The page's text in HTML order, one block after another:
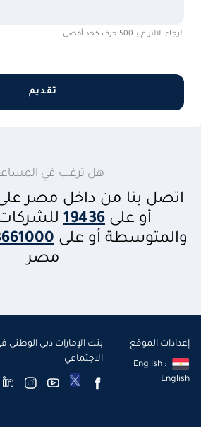
الرجاء الالتزام بـ 500 حرف كحد أقصى
تقديم
هل ترغب في
اتصل بنا من داخل مصر
أو على 19436
والمتوسطة أو على
مصر
إعدادات الموقع
English :
English
بنك الإمارات دبي الوطني
الاجتماعي